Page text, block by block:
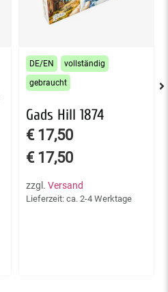
Gads Hill 1874
€ 17,50
€ 17,50
zzgl. Versand
Lieferzeit: ca. 2-4 Werktage
DE/EN
vollständig
gebraucht